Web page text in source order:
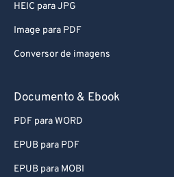
HEIC para JPG
Image para PDF
Conversor de imagens
Documento & Ebook
PDF para WORD
EPUB para PDF
EPUB para MOBI